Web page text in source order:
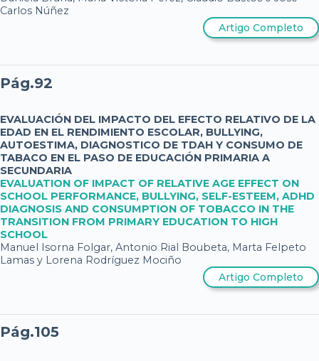
Carlos Núñez
Artigo Completo
Pág.92
EVALUACIÓN DEL IMPACTO DEL EFECTO RELATIVO DE LA
EDAD EN EL RENDIMIENTO ESCOLAR, BULLYING,
AUTOESTIMA, DIAGNOSTICO DE TDAH Y CONSUMO DE
TABACO EN EL PASO DE EDUCACIÓN PRIMARIA A
SECUNDARIA
EVALUATION OF IMPACT OF RELATIVE AGE EFFECT ON
SCHOOL PERFORMANCE, BULLYING, SELF-ESTEEM, ADHD
DIAGNOSIS AND CONSUMPTION OF TOBACCO IN THE
TRANSITION FROM PRIMARY EDUCATION TO HIGH
SCHOOL
Manuel Isorna Folgar, Antonio Rial Boubeta, Marta Felpeto
Lamas y Lorena Rodríguez Mociño
Artigo Completo
Pág.105